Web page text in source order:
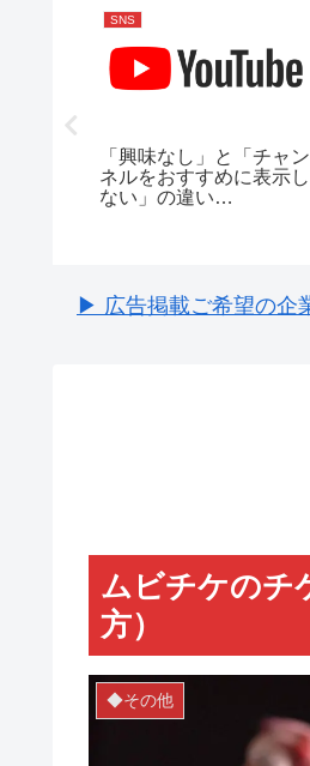
SNS
「興味なし」と「チャン
ネルをおすすめに表示し
ない」の違い
▶ 広告掲載ご希望の企
ムビチケのチ
方）
◆その他